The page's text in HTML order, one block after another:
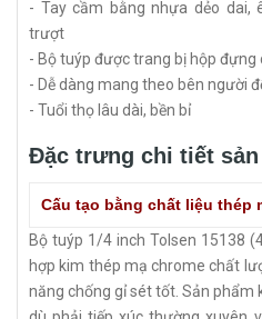
- Tay cầm bằng nhựa dẻo dai,
trượt
- Bộ tuýp được trang bị hộp đựng
- Dễ dàng mang theo bên người
- Tuổi thọ lâu dài, bền bỉ
Đặc trưng chi tiết sản
Cấu tạo bằng chất liệu thép
Bộ tuýp 1/4 inch Tolsen 15138
hợp kim thép mạ chrome chất
năng chống gỉ sét tốt. Sản phẩm